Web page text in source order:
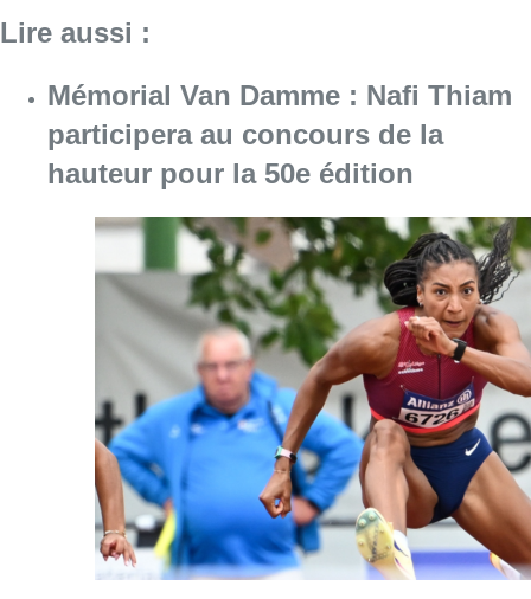
Lire aussi :
Mémorial Van Damme : Nafi Thiam
participera au concours de la
hauteur pour la 50e édition